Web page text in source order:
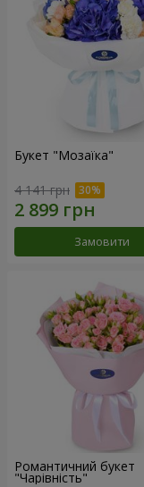
Букет "Мозаїка"
4 141 грн
Замовити
Романтичний букет
"Чарівність"